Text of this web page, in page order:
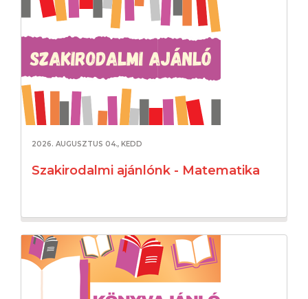
2026. AUGUSZTUS 04., KEDD
Szakirodalmi ajánlónk - Matematika